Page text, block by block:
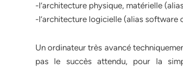
-l’architecture physique, matérielle
-l’architecture logicielle (alias software
Un ordinateur très avancé
pas le succès attendu, pour la